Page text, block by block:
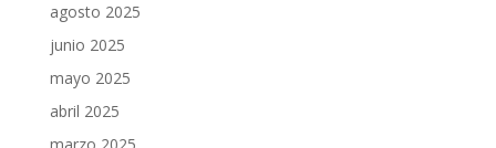
agosto 2025
junio 2025
mayo 2025
abril 2025